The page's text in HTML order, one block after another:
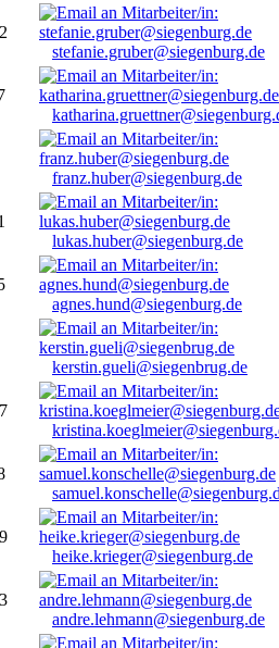
stefanie.gruber@siegenburg.de
franz.huber@siegenburg.de
lukas.huber@siegenburg.de
agnes.hund@siegenburg.de
kerstin.gueli@siegenbrug.de
heike.krieger@siegenburg.de
andre.lehmann@siegenburg.de